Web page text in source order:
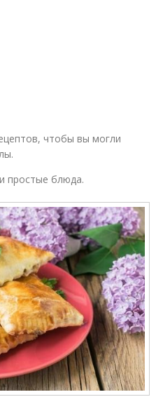
чтобы вы могли
простые блюда.